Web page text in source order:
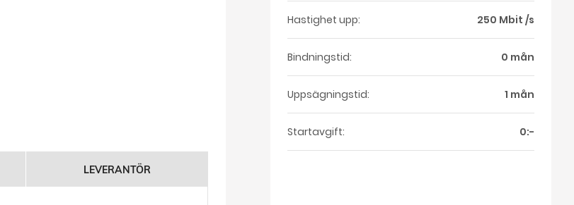
LEVERANTÖR
Hastighet upp: 250 Mbit /s
Bindningstid: 0 mån
Uppsägningstid: 1 mån
Startavgift: 0:-